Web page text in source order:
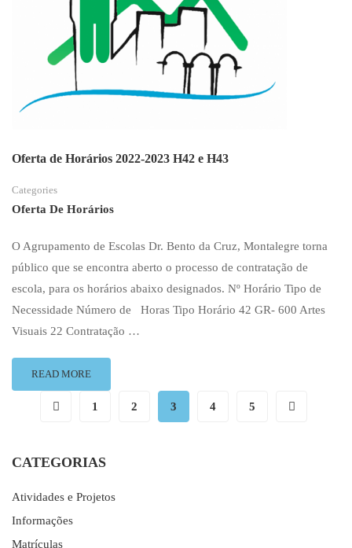
ORDENADA
Oferta de Horários 2022-2023 H42 e H43
Categories
Oferta De Horários
O Agrupamento de Escolas Dr. Bento da Cruz, Montalegre torna
público que se encontra aberto o processo de contratação de
escola, para os horários abaixo designados. Nº Horário Tipo de
Necessidade Número de Horas Tipo Horário 42 GR- 600 Artes
Visuais 22 Contratação …
READ
MORE
ABOUT
2022-
H42
READ MORE
1 2 3 4 5
CATEGORIAS
Atividades e Projetos
Informações
Matrículas